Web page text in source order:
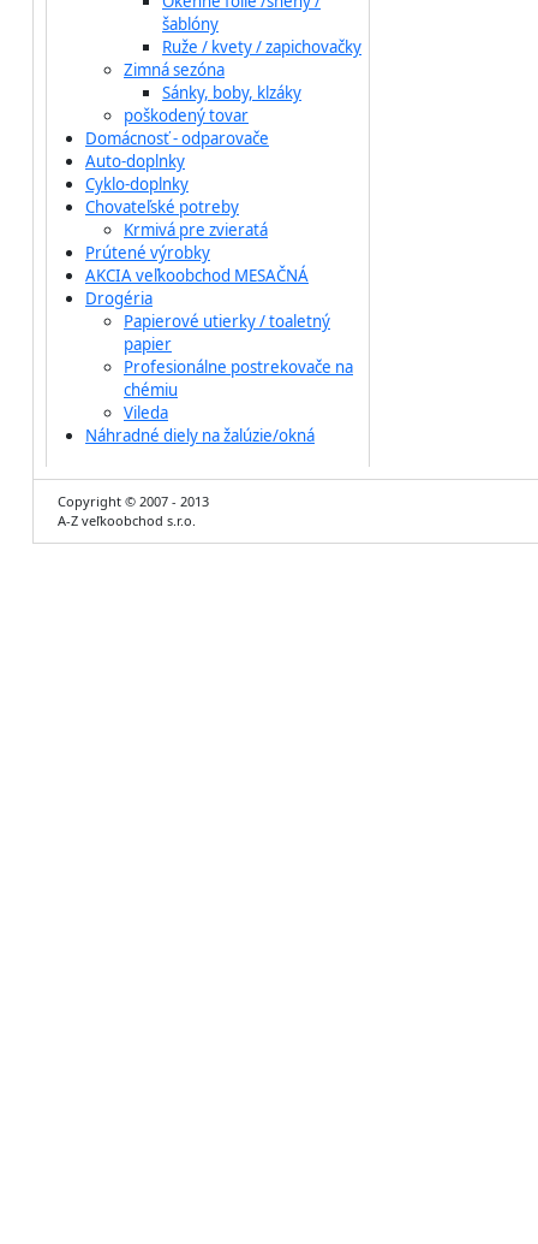
šablóny
Ruže / kvety / zapichovačky
Zimná sezóna
Sánky, boby, klzáky
poškodený tovar
Domácnosť - odparovače
Auto-doplnky
Cyklo-doplnky
Chovateľské potreby
Krmivá pre zvieratá
Prútené výrobky
AKCIA veľkoobchod MESAČNÁ
Drogéria
Papierové utierky / toaletný
papier
Profesionálne postrekovače na
chémiu
Vileda
Náhradné diely na žalúzie/okná
Copyright © 2007 - 2013
A-Z veľkoobchod s.r.o.